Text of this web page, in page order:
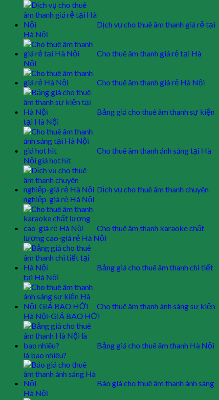
Dịch vụ cho thuê âm thanh giá rẻ tại
Hà Nội
Cho thuê âm thanh giá rẻ tại Hà
Nội
Cho thuê âm thanh giá rẻ Hà Nội
Bảng giá cho thuê âm thanh sự kiện
tại Hà Nội
Cho thuê âm thanh ánh sáng tại Hà
Nội giá hot hit
Dịch vụ cho thuê âm thanh chuyên
nghiệp-giá rẻ Hà Nội
Cho thuê âm thanh karaoke chất
lượng cao-giá rẻ Hà Nội
Bảng giá cho thuê âm thanh chi tiết
tại Hà Nội
Cho thuê âm thanh ánh sáng sự kiện
Hà Nội-GIÁ BAO HỜI
Bảng giá cho thuê âm thanh Hà Nội
là bao nhiêu?
Báo giá cho thuê âm thanh ánh sáng
Hà Nội